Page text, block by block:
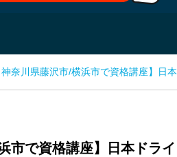
神奈川県藤沢市/横浜市で資格講座】日
市で資格講座】日本ドライ